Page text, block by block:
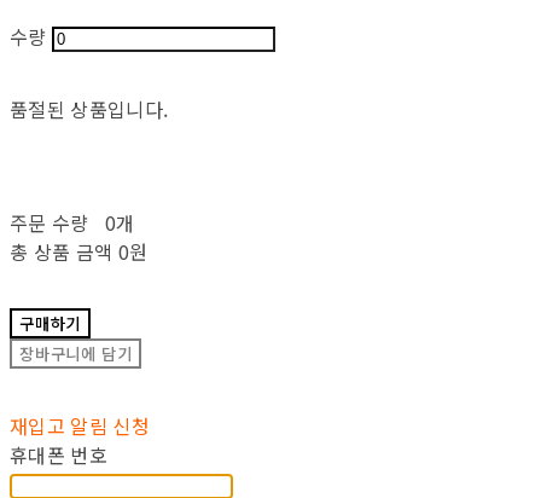
수량
품절된 상품입니다.
주문 수량
0개
총 상품 금액 0원
구매하기
장바구니에 담기
재입고 알림 신청
휴대폰 번호